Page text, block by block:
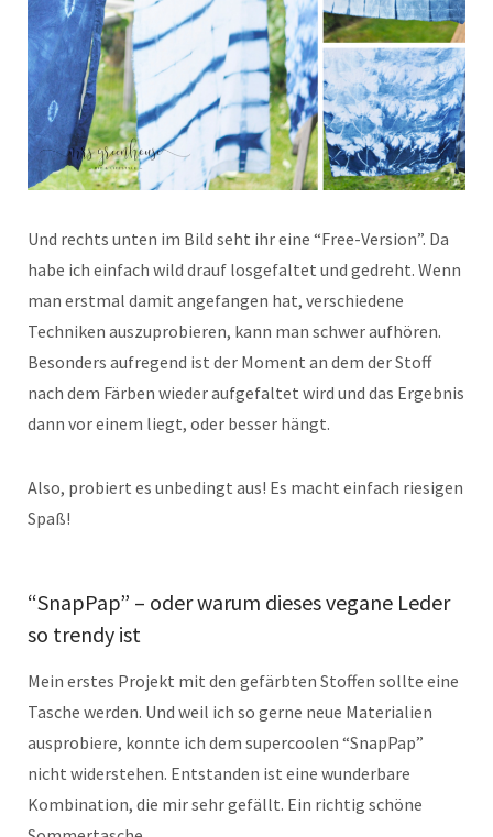
Und rechts unten im Bild seht ihr eine “Free-Version”. Da
habe ich einfach wild drauf losgefaltet und gedreht. Wenn
man erstmal damit angefangen hat, verschiedene
Techniken auszuprobieren, kann man schwer aufhören.
Besonders aufregend ist der Moment an dem der Stoff
nach dem Färben wieder aufgefaltet wird und das Ergebnis
dann vor einem liegt, oder besser hängt.
Also, probiert es unbedingt aus! Es macht einfach riesigen
Spaß!
“SnapPap” – oder warum dieses vegane Leder
so trendy ist
Mein erstes Projekt mit den gefärbten Stoffen sollte eine
Tasche werden. Und weil ich so gerne neue Materialien
ausprobiere, konnte ich dem supercoolen “SnapPap”
nicht widerstehen. Entstanden ist eine wunderbare
Kombination, die mir sehr gefällt. Ein richtig schöne